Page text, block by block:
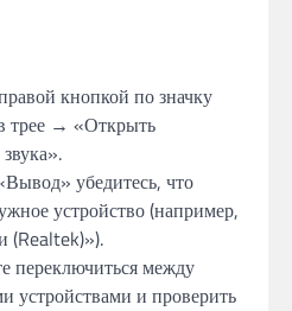
кнопкой по значку
трее → «Открыть
убедитесь, что
устройство (например,
(Realtek)»).
переключиться между
устройствами и проверить